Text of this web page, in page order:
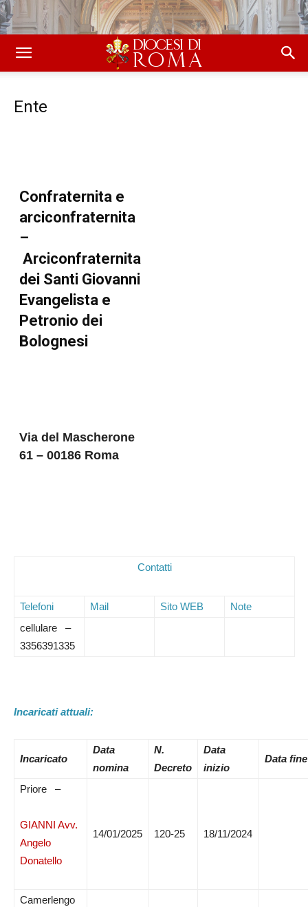
Ente
Confraternita e
arciconfraternita
–
Arciconfraternita
dei Santi Giovanni
Evangelista e
Petronio dei
Bolognesi
Via del Mascherone
61 – 00186 Roma
Contatti
Telefoni Mail Sito WEB
Note
cellulare –
3356391335
Incaricati attuali:
Incaricato
Data
nomina
N.
Decreto
Data
inizio
Data fine
Priore –
GIANNI Avv.
Angelo
Donatello
14/01/2025 120-25 18/11/2024
Camerlengo